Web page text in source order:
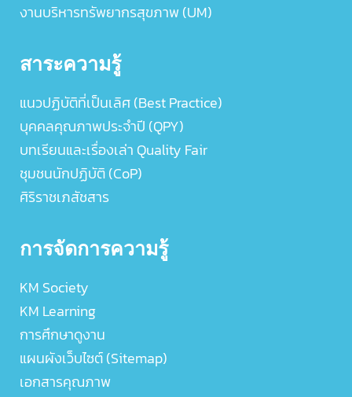
งานบริหารทรัพยากรสุขภาพ (UM)
สาระความรู้
แนวปฏิบัติที่เป็นเลิศ (Best Practice)
บุคคลคุณภาพประจำปี (QPY)
บทเรียนและเรื่องเล่า Quality Fair
ชุมชนนักปฏิบัติ (CoP)
ศิริราชเภสัชสาร
การจัดการความรู้
KM Society
KM Learning
การศึกษาดูงาน
แผนผังเว็บไซต์ (Sitemap)
เอกสารคุณภาพ